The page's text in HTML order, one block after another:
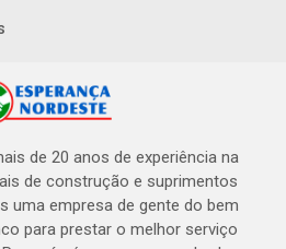
de 20 anos de experiência na
de construção e suprimentos
uma empresa de gente do bem
para prestar o melhor serviço